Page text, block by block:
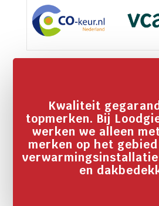
Kwaliteit
topmerken. Bij
werken we alleen
merken op het
en